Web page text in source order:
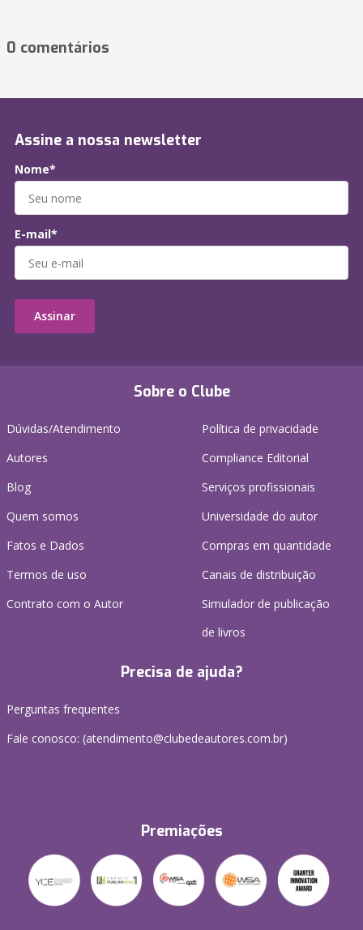
0 comentários
Sobre o Clube
Dúvidas/Atendimento
Autores
Blog
Quem somos
Fatos e Dados
Termos de uso
Contrato com o Autor
Política de privacidade
Compliance Editorial
Serviços profissionais
Universidade do autor
Compras em quantidade
Canais de distribuição
Simulador de publicação
de livros
Precisa de ajuda?
Perguntas frequentes
Fale conosco: (atendimento@clubedeautores.com.br)
Premiações
Assine a nossa newsletter
Nome*
E-mail*
Assinar